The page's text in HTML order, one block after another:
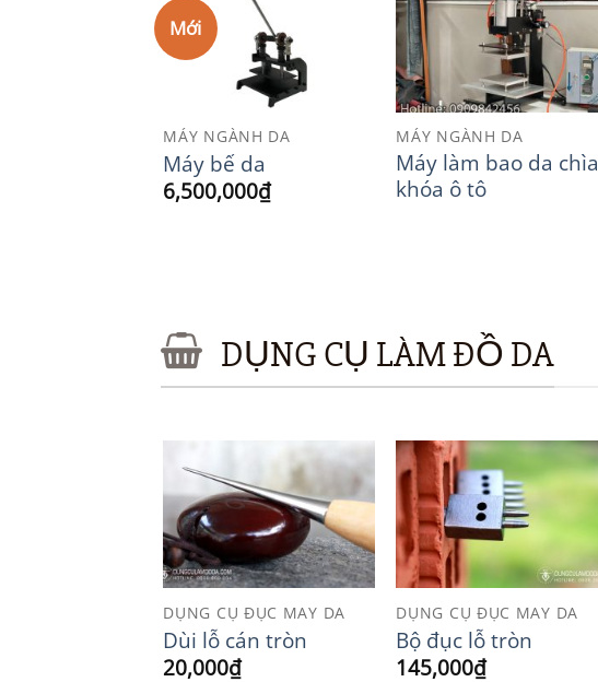
Mới
Wishlist
MÁY NGÀNH DA
Máy bế da
6,500,000₫
Add to
Wishlist
MÁY NGÀNH DA
Máy làm bao da chìa
khóa ô tô
DỤNG CỤ LÀM ĐỒ DA
Add to
Wishlist
DỤNG CỤ ĐỤC MAY DA
Dùi lỗ cán tròn
20,000₫
DỤNG CỤ ĐỤC MAY DA
Bộ đục lỗ tròn
145,000₫